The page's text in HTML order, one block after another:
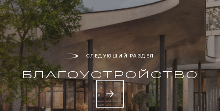
СЛЕДУЮЩИЙ РАЗДЕЛ
БЛАГО­УСТРОЙСТВО